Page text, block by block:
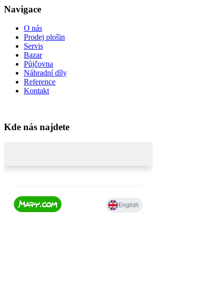
Navigace
O nás
Prodej plošin
Servis
Bazar
Půjčovna
Náhradní díly
Reference
Kontakt
Kde nás najdete